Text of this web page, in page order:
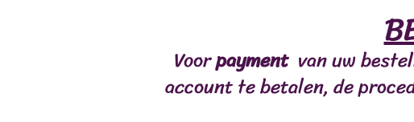
Voorpayment van uw
account te betalen, de